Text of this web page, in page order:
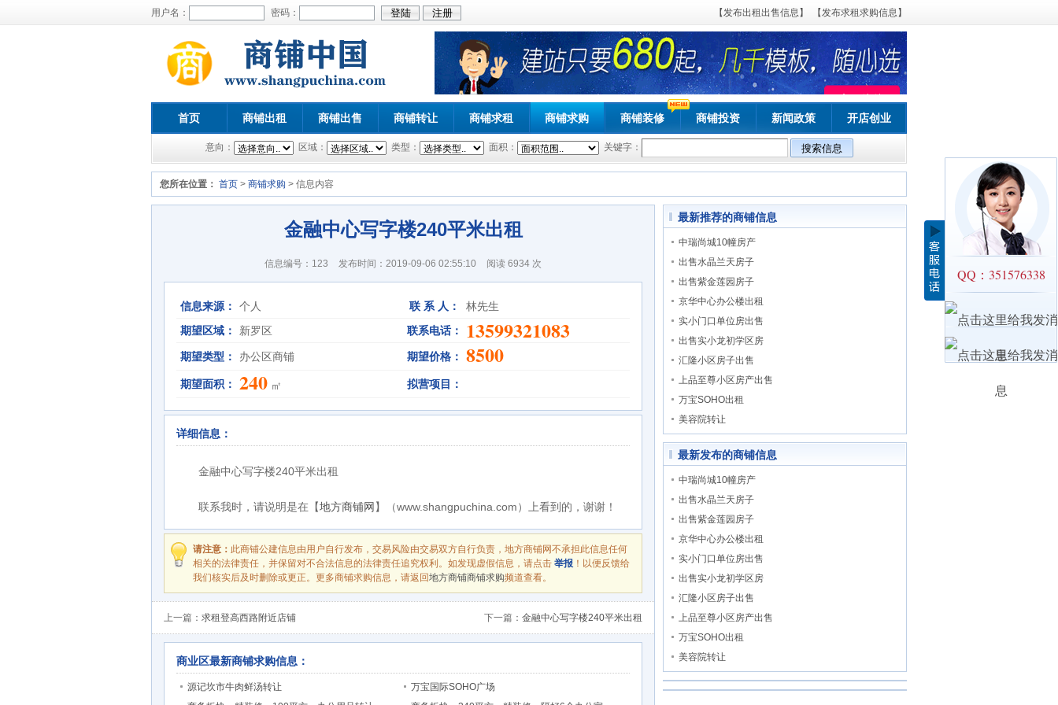
QQ：351576338
用户名： 密码： 【发布出租出售信息】 【发布求租求购信息】
首页 商铺出租 商铺出售 商铺转让 商铺求租 商铺求购 商铺装修 商铺投资 新闻政策 开店创业
意向： 区域： 类型： 面积： 关键字：
您所在位置： 首页 > 商铺求购 > 信息内容
金融中心写字楼240平米出租
信息编号：123 发布时间：2019-09-06 02:55:10 阅读 6934 次
信息来源： 个人 联 系 人：
林先生
期望区域：
新罗区 联系电话： 13599321083
期望类型： 办公区商铺 期望价格： 8500
期望面积： 240 ㎡ 拟营项目：
详细信息：
金融中心写字楼240平米出租
联系我时，请说明是在【地方商铺网 】（www.shangpuchina.com）上看到的，谢谢！
请注意： 此商铺公建信息由用户自行发布，交易风险由交易双方自行负责，地方商铺网不承担此信息任何
相关的法律责任，并保留对不合法信息的法律责任追究权利。如发现虚假信息，请点击 举报 ！以便反馈给
我们核实后及时删除或更正。更多商铺求购信息，请返回地方商铺商铺求购频道查看。
上一篇： 求租登高西路附近店铺 下一篇： 金融中心写字楼240平米出租
商业区最新商铺求购信息：
源记坎市牛肉鲜汤转让
万宝国际SOHO广场
最新推荐的商铺信息
中瑞尚城10幢房产
出售水晶兰天房子
出售紫金莲园房子
京华中心办公楼出租
实小门口单位房出售
出售实小龙初学区房
汇隆小区房子出售
上品至尊小区房产出售
万宝SOHO出租
美容院转让
最新发布的商铺信息
中瑞尚城10幢房产
出售水晶兰天房子
出售紫金莲园房子
京华中心办公楼出租
实小门口单位房出售
出售实小龙初学区房
汇隆小区房子出售
上品至尊小区房产出售
万宝SOHO出租
美容院转让